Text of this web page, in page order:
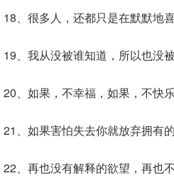
18、很多人，还都只是在默默地
19、我从没被谁知道，所以也没
20、如果，不幸福，如果，不快
21、如果害怕失去你就放弃拥有
22、再也没有解释的欲望，再也